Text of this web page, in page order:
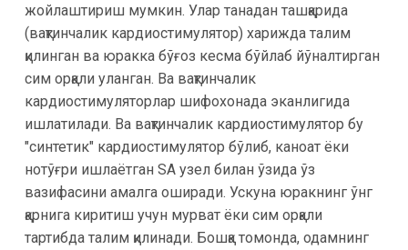
жойлаштириш мумкин. Улар танадан ташқарида
(вақтинчалик кардиостимулятор) харижда талим
қилинган ва юракка бўғоз кесма бўйлаб йўналтирган
сим орқали уланган. Ва вақтинчалик
кардиостимуляторлар шифохонада эканлигида
ишлатилади. Ва вақтинчалик кардиостимулятор бу
"синтетик" кардиостимулятор бўлиб, каноат ёки
нотўғри ишлаётган SA узел билан ўзида ўз
вазифасини амалга оширади. Ускуна юракнинг ўнг
қарнига киритиш учун мурват ёки сим орқали
тартибда талим қилинади. Бошқа томонда, одамнинг